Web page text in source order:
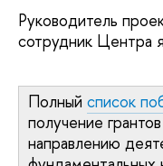
Руководитель
сотрудник Центра
Полный список
получение
направлению